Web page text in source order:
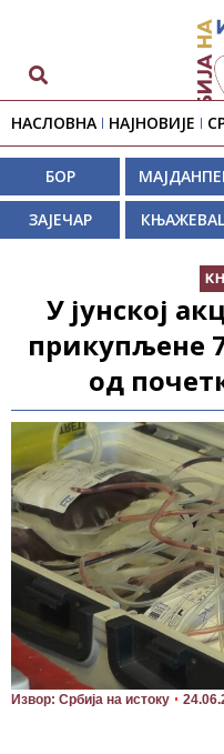
НАСЛОВНА НАЈНОВИЈЕ
БОР
ЗАЈЕЧАР
У јунској
прикупљене
од
Извор: Србија на истоку